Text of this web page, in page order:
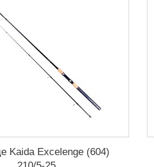
Kaida Excelenge (604)